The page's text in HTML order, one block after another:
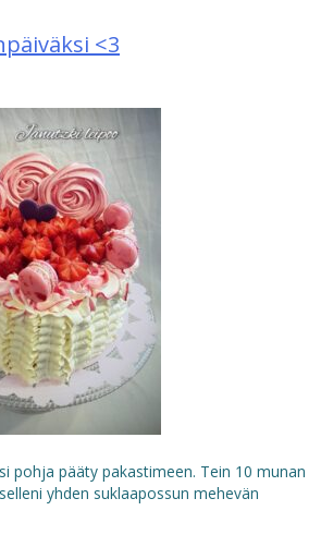
<3
pohja pääty pakastimeen. Tein 10 munan
yhden suklaapossun mehevän